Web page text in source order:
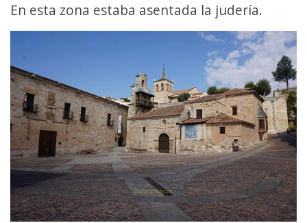
En esta zona estaba asentada la judería.